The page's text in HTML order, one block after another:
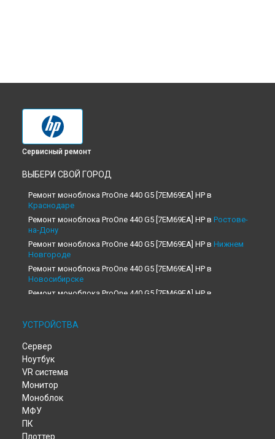
Сервисный ремонт
ВЫБЕРИ СВОЙ ГОРОД
Ремонт моноблока ProOne 440 G5 [7EM69EA] HP в
Краснодаре
Ремонт моноблока ProOne 440 G5 [7EM69EA] HP в Ростове-
на-Дону
Ремонт моноблока ProOne 440 G5 [7EM69EA] HP в Нижнем
Новгороде
Ремонт моноблока ProOne 440 G5 [7EM69EA] HP в
Новосибирске
Ремонт моноблока ProOne 440 G5 [7EM69EA] HP в
Ремонт моноблока ProOne 440 G5 [7EM69EA] HP в
Екатеринбурге
Ремонт моноблока ProOne 440 G5 [7EM69EA] HP в
Ремонт моноблока ProOne 440 G5 [7EM69EA] HP в
Ремонт моноблока ProOne 440 G5 [7EM69EA] HP в
Ремонт моноблока ProOne 440 G5 [7EM69EA] HP в
Волгограде
Ремонт моноблока ProOne 440 G5 [7EM69EA] HP в
Ремонт моноблока ProOne 440 G5 [7EM69EA] HP в
УСТРОЙСТВА
Сервер
Ноутбук
VR система
Монитор
Моноблок
МФУ
ПК
Плоттер